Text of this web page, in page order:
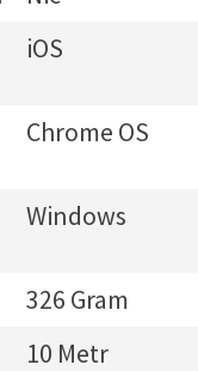
iOS
Chrome OS
Windows
326 Gram
10 Metr